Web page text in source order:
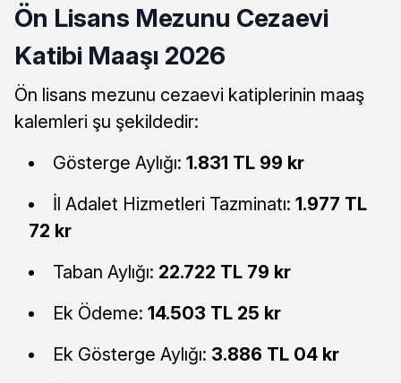
Ön Lisans Mezunu Cezaevi
Katibi Maaşı 2026
Ön lisans mezunu cezaevi katiplerinin maaş
kalemleri şu şekildedir:
Gösterge Aylığı: 1.831 TL 99 kr
İl Adalet Hizmetleri Tazminatı: 1.977 TL
72 kr
Taban Aylığı: 22.722 TL 79 kr
Ek Ödeme: 14.503 TL 25 kr
Ek Gösterge Aylığı: 3.886 TL 04 kr